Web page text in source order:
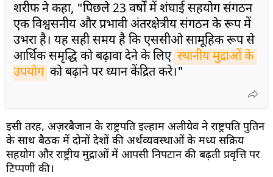
शरीफ ने कहा, "पिछले 23 वर्षों में शंघाई सहयोग संगठन
एक विश्वसनीय और प्रभावी अंतरक्षेत्रीय संगठन के रूप में
उभरा है। यह सही समय है कि एससीओ सामूहिक रूप से
आर्थिक समृद्धि को बढ़ावा देने के लिए स्थानीय मुद्राओं के
उपयोग को बढ़ाने पर ध्यान केंद्रित करे।"
इसी तरह, अज़रबैजान के राष्ट्रपति इल्हाम अलीयेव ने राष्ट्रपति पुतिन
के साथ बैठक में दोनों देशों की अर्थव्यवस्थाओं के मध्य सक्रिय
सहयोग और राष्ट्रीय मुद्राओं में आपसी निपटान की बढ़ती प्रवृत्ति पर
टिप्पणी की।